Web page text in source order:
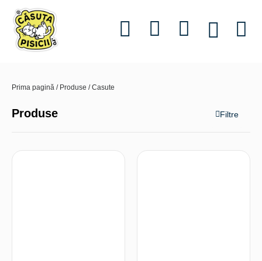
Prima pagină / Produse / Casute
Produse Filtre